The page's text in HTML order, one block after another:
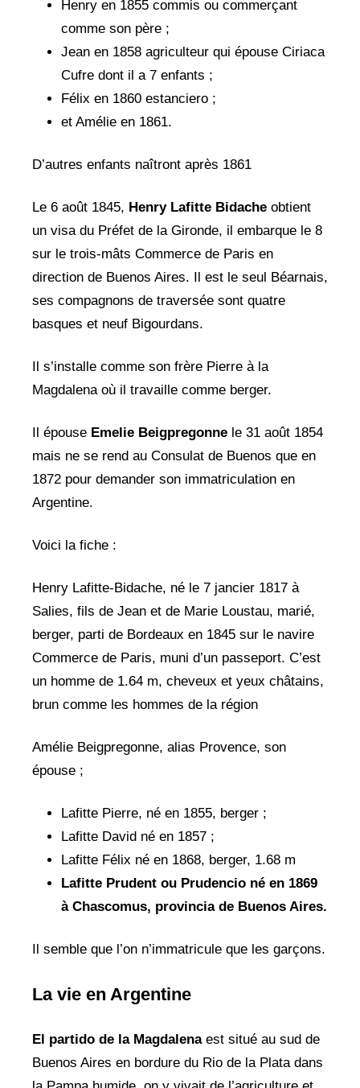
Henry en 1855 commis ou commerçant
comme son père ;
Jean en 1858 agriculteur qui épouse Ciriaca
Cufre dont il a 7 enfants ;
Félix en 1860 estanciero ;
et Amélie en 1861.
D’autres enfants naîtront après 1861
Le 6 août 1845, Henry Lafitte Bidache obtient
un visa du Préfet de la Gironde, il embarque le 8
sur le trois-mâts Commerce de Paris en
direction de Buenos Aires. Il est le seul Béarnais,
ses compagnons de traversée sont quatre
basques et neuf Bigourdans.
Il s’installe comme son frère Pierre à la
Magdalena où il travaille comme berger.
Il épouse Emelie Beigpregonne le 31 août 1854
mais ne se rend au Consulat de Buenos que en
1872 pour demander son immatriculation en
Argentine.
Voici la fiche :
Henry Lafitte-Bidache, né le 7 jancier 1817 à
Salies, fils de Jean et de Marie Loustau, marié,
berger, parti de Bordeaux en 1845 sur le navire
Commerce de Paris, muni d’un passeport. C’est
un homme de 1.64 m, cheveux et yeux châtains,
brun comme les hommes de la région
Amélie Beigpregonne, alias Provence, son
épouse ;
Lafitte Pierre, né en 1855, berger ;
Lafitte David né en 1857 ;
Lafitte Félix né en 1868, berger, 1.68 m
Lafitte Prudent ou Prudencio né en 1869
à Chascomus, provincia de Buenos Aires.
Il semble que l’on n’immatricule que les garçons.
La vie en Argentine
El partido de la Magdalenaest situé au sud de
Buenos Aires en bordure du Rio de la Plata dans